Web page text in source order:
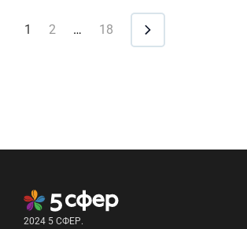
1 2 … 18
2024 5 СФЕР.